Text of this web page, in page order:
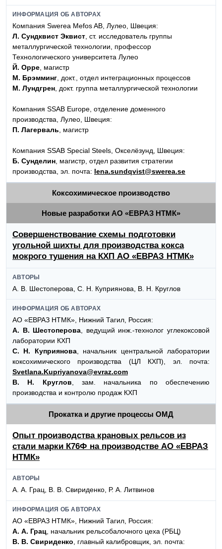
ИНФОРМАЦИЯ ОБ АВТОРАХ
Компания Swerea Mefos AB, Лулео, Швеция:
Л. Сундквист Эквист, ст. исследователь группы
металлургической технологии, профессор
Технологического университета Лулео
Й. Орре, магистр
М. Брэмминг, докт., отдел интеграционных процессов
М. Лундгрен, докт. группа металлургической технологии
Компания SSAB Europe, отделение доменного
производства, Лулео, Швеция:
П. Лагерваль, магистр
Компания SSAB Special Steels, Окселёзунд, Швеция:
Б. Сунделин, магистр, отдел развития стратегии
производства, эл. почта: lena.sundqvist@swerea.se
Коксохимическое производство
Новые разработки АО «ЕВРАЗ НТМК»
Совершенствование схемы подготовки
угольной шихты для производства кокса
мокрого тушения на КХП АО «ЕВРАЗ НТМК»
АВТОРЫ
А. В. Шестоперова, С. Н. Куприянова, В. Н. Круглов
ИНФОРМАЦИЯ ОБ АВТОРАХ
АО «ЕВРАЗ НТМК», Нижний Тагил, Россия:
А. В. Шестоперова , ведущий инж.-технолог углекоксовой
лаборатории КХП
С. Н. Куприянова, начальник центральной лаборатории
коксохимического производства (ЦЛ КХП), эл. почта:
Svetlana.Kupriyanova@evraz.com
В. Н. Круглов , зам. начальника по обеспечению
производства и контролю продаж КХП
Прокатка и другие процессы ОМД
Опыт производства крановых рельсов из
стали марки К76Ф на производстве АО «ЕВРАЗ
НТМК»
АВТОРЫ
А. А. Грац, В. В. Свириденко, Р. А. Литвинов
ИНФОРМАЦИЯ ОБ АВТОРАХ
АО «ЕВРАЗ НТМК», Нижний Тагил, Россия:
А. А. Грац, начальник рельсобалочного цеха (РБЦ)
В. В. Свириденко, главный калибровщик, эл. почта: